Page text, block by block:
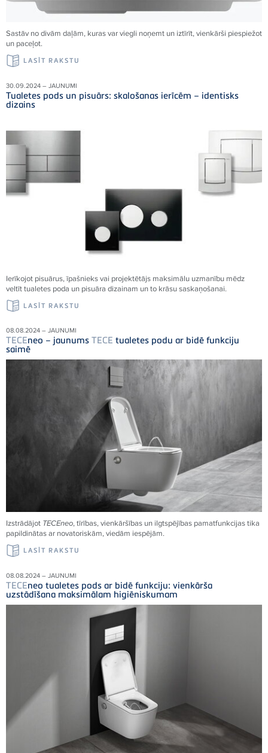
Sastāv no divām daļām, kuras var viegli noņemt un iztīrīt, vienkārši piespiežot
un paceļot.
LASĪT RAKSTU
30.09.2024 – JAUNUMI
Tualetes pods un pisuārs: skalošanas ierīcēm – identisks
dizains
Ierīkojot pisuārus, īpašnieks vai projektētājs maksimālu uzmanību mēdz
veltīt tualetes poda un pisuāra dizainam un to krāsu saskaņošanai.
LASĪT RAKSTU
08.08.2024 – JAUNUMI
TECEneo – jaunums TECE tualetes podu ar bidē funkciju
saimē
Izstrādājot TECEneo, tīrības, vienkāršības un ilgtspējības pamatfunkcijas tika
papildinātas ar novatoriskām, viedām iespējām.
LASĪT RAKSTU
08.08.2024 – JAUNUMI
TECEneo tualetes pods ar bidē funkciju: vienkārša
uzstādīšana maksimālam higiēniskumam